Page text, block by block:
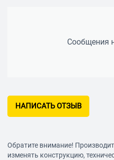
Телескопическая штанга
Сообщения
НАПИСАТЬ ОТЗЫВ
Обратите внимание!
изменять конструкцию,